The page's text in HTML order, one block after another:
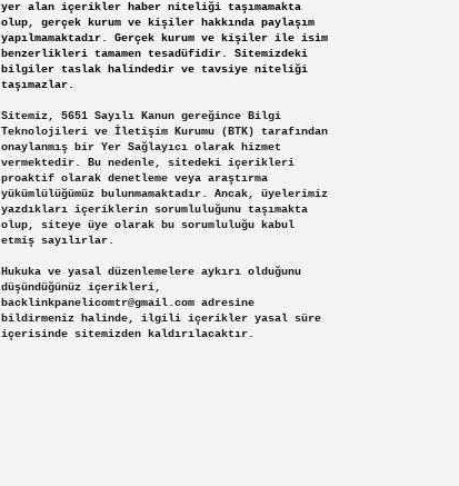
yer alan içerikler haber niteliği taşımamakta
olup, gerçek kurum ve kişiler hakkında paylaşım
yapılmamaktadır. Gerçek kurum ve kişiler ile isim
benzerlikleri tamamen tesadüfidir. Sitemizdeki
bilgiler taslak halindedir ve tavsiye niteliği
taşımazlar.
Sitemiz, 5651 Sayılı Kanun gereğince Bilgi
Teknolojileri ve İletişim Kurumu (BTK) tarafından
onaylanmış bir Yer Sağlayıcı olarak hizmet
vermektedir. Bu nedenle, sitedeki içerikleri
proaktif olarak denetleme veya araştırma
yükümlülüğümüz bulunmamaktadır. Ancak, üyelerimiz
yazdıkları içeriklerin sorumluluğunu taşımakta
olup, siteye üye olarak bu sorumluluğu kabul
etmiş sayılırlar.
Hukuka ve yasal düzenlemelere aykırı olduğunu
düşündüğünüz içerikleri,
backlinkpanelicomtr@gmail.comadresine
bildirmeniz halinde, ilgili içerikler yasal süre
içerisinde sitemizden kaldırılacaktır.